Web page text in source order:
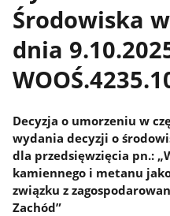
Środowiska
dnia
Decyzja o umorzeniu w
wydania decyzji o
dla przedsięwzięcia pn.:
kamiennego i metanu
związku z
Zachód”